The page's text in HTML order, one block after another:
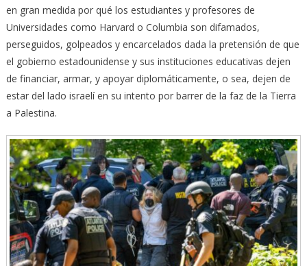
en gran medida por qué los estudiantes y profesores de
Universidades como Harvard o Columbia son difamados,
perseguidos, golpeados y encarcelados dada la pretensión de que
el gobierno estadounidense y sus instituciones educativas dejen
de financiar, armar, y apoyar diplomáticamente, o sea, dejen de
estar del lado israelí en su intento por barrer de la faz de la Tierra
a Palestina.